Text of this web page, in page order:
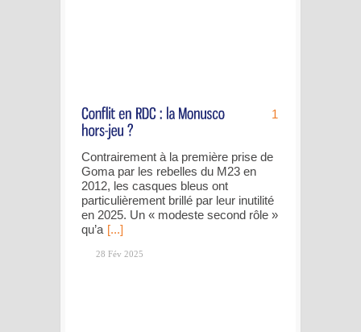
1
Contrairement à la première prise de
Goma par les rebelles du M23 en
2012, les casques bleus ont
particulièrement brillé par leur inutilité
en 2025. Un « modeste second rôle »
qu’a [...]
28 Fév 2025